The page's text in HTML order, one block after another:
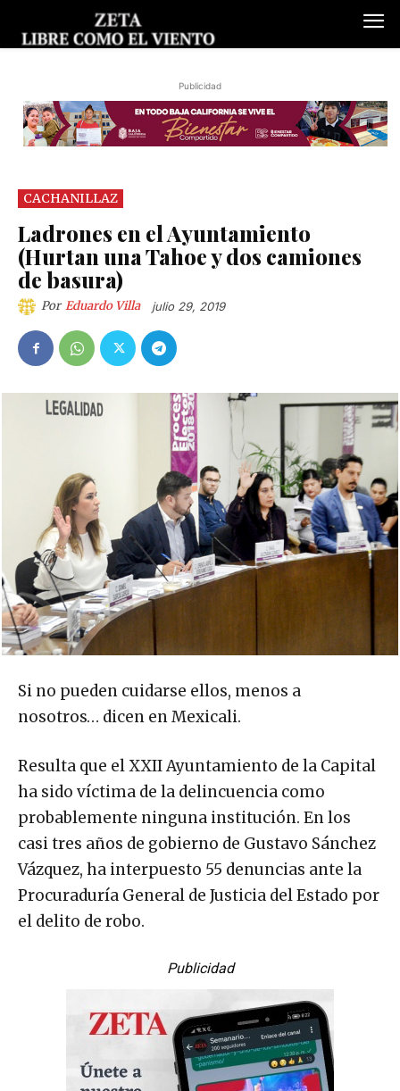
Publicidad
CACHANILLAZ
Ladrones en el Ayuntamiento
(Hurtan una Tahoe y dos camiones
de basura)
Por Eduardo Villa julio 29, 2019
Si no pueden cuidarse ellos, menos a
nosotros… dicen en Mexicali.
Resulta que el XXII Ayuntamiento de la Capital
ha sido víctima de la delincuencia como
probablemente ninguna institución. En los
casi tres años de gobierno de Gustavo Sánchez
Vázquez, ha interpuesto 55 denuncias ante la
Procuraduría General de Justicia del Estado por
el delito de robo.
Publicidad